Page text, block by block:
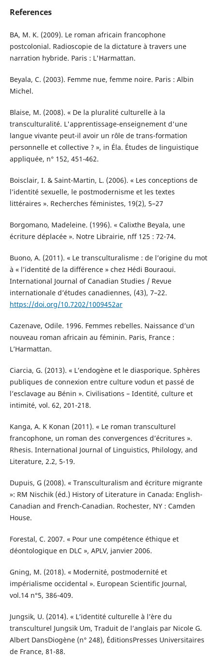
References
BA, M. K. (2009). Le roman africain francophone
postcolonial. Radioscopie de la dictature à travers une
narration hybride. Paris : L'Harmattan.
Beyala, C. (2003). Femme nue, femme noire. Paris : Albin
Michel.
Blaise, M. (2008). « De la pluralité culturelle à la
transculturalité. L'apprentissage-enseignement d'une
langue vivante peut-il avoir un rôle de trans-formation
personnelle et collective ? », in Éla. Études de linguistique
appliquée, n° 152, 451-462.
Boisclair, I. & Saint-Martin, L. (2006). « Les conceptions de
l’identité sexuelle, le postmodernisme et les textes
littéraires ». Recherches féministes, 19(2), 5–27
Borgomano, Madeleine. (1996). « Calixthe Beyala, une
écriture déplacée ». Notre Librairie, nff 125 : 72-74.
Buono, A. (2011). « Le transculturalisme : de l’origine du mot
à « l’identité de la différence » chez Hédi Bouraoui.
International Journal of Canadian Studies / Revue
internationale d’études canadiennes, (43), 7–22.
https://doi.org/10.7202/1009452ar
Cazenave, Odile. 1996. Femmes rebelles. Naissance d’un
nouveau roman africain au féminin. Paris, France :
L’Harmattan.
Ciarcia, G. (2013). « L’endogène et le diasporique. Sphères
publiques de connexion entre culture vodun et passé de
l’esclavage au Bénin ». Civilisations – Identité, culture et
intimité, vol. 62, 201-218.
Kanga, A. K Konan (2011). « Le roman transculturel
francophone, un roman des convergences d’écritures ».
Rhesis. International Journal of Linguistics, Philology, and
Literature, 2.2, 5-19.
Dupuis, G (2008). « Transculturalism and écriture migrante
»: RM Nischik (éd.) History of Literature in Canada: English-
Canadian and French-Canadian. Rochester, NY : Camden
House.
Forestal, C. 2007. « Pour une compétence éthique et
déontologique en DLC », APLV, janvier 2006.
Gning, M. (2018). « Modernité, postmodernité et
impérialisme occidental ». European Scientific Journal,
vol.14 n°5, 386-409.
Jungsik, U. (2014). « L’identité culturelle à l’ère du
transculturel Jungsik Um, Traduit de l’anglais par Nicole G.
Albert DansDiogène (n° 248), ÉditionsPresses Universitaires
de France, 81-88.